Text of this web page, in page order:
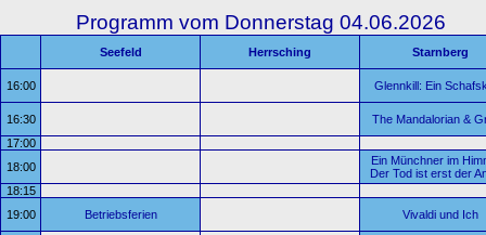
Programm vom Donnerstag 04.06.2026
Seefeld Herrsching Starnberg
16:00 Glennkill: Ein
16:30
The Mandalorian &
17:00
18:00
Ein Münchner im
Der Tod ist erst der
18:15
19:00
Betriebsferien Vivaldi und Ich